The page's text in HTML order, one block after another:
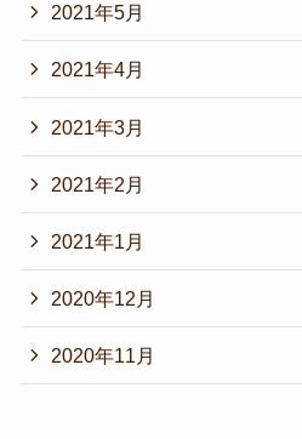
2021年5月
2021年4月
2021年3月
2021年2月
2021年1月
2020年12月
2020年11月